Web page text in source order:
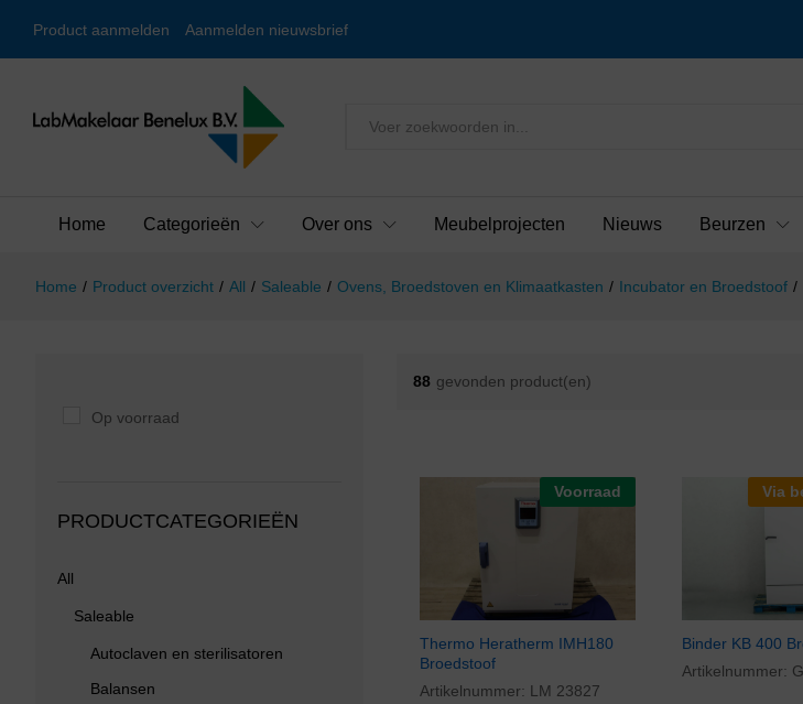
Product aanmelden Aanmelden nieuwsbrief
Alles
Home Categorieën Over ons Meubelprojecten Nieuws Beurzen
Home / Product overzicht / All / Saleable / Ovens, Broedstoven en Klimaatkasten / Incubator en Broedstoof /
88 gevonden product(en)
Voorraad
Thermo Heratherm IMH180
Broedstoof
Artikelnummer: LM 23827
€1.799,00
Via
Binder KB 400
Artikelnummer:
€2.750,00
Op voorraad
PRODUCTCATEGORIEËN
All
Saleable
Autoclaven en sterilisatoren
Balansen